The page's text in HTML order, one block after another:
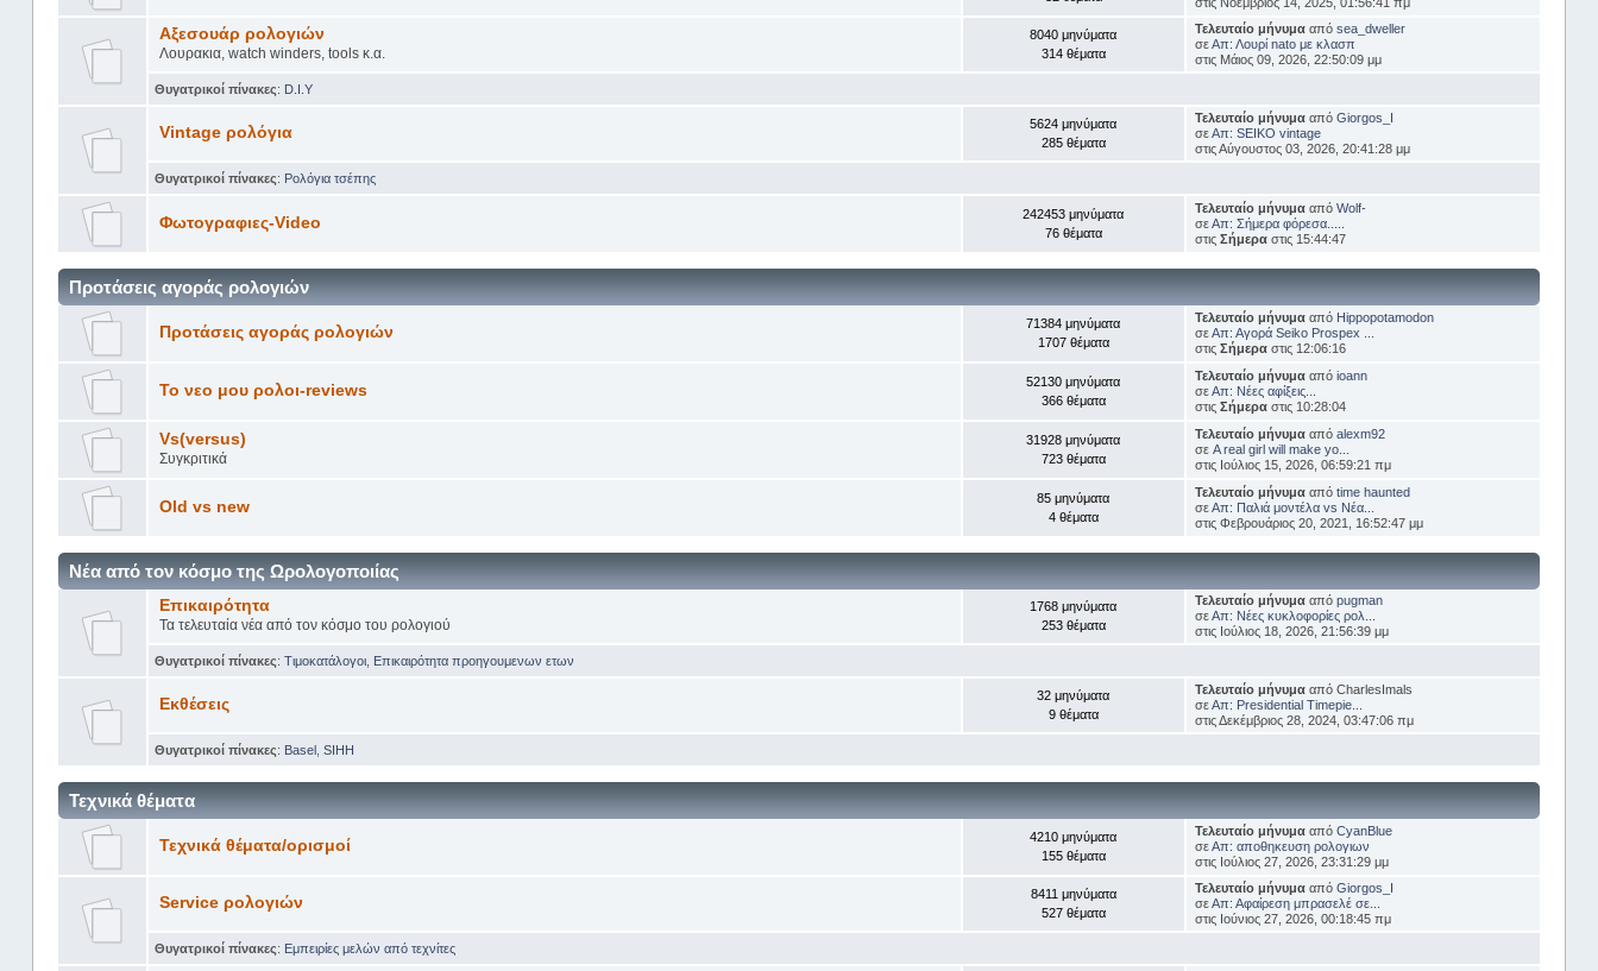
Αξεσουάρ ρολογιών
Λουρακια, watch winders, tools κ.α.
8040 μηνύματα
314 θέματα
Τελευταίο μήνυμα απόsea_dweller
σεΑπ: Λουρί nato με κλασπ
στις Μάιος 09, 2026, 22:50:09 μμ
Θυγατρικοί πίνακες: D.I.Y
Vintage ρολόγια
5624 μηνύματα
285 θέματα
Τελευταίο μήνυμα απόGiorgos_I
σεΑπ: SEIKO vintage
στις Αύγουστος 03, 2026, 20:41:28 μμ
Θυγατρικοί πίνακες: Ρολόγια τσέπης
Φωτογραφιες-Video
242453 μηνύματα
76 θέματα
Τελευταίο μήνυμα απόWolf-
σεΑπ: Σήμερα φόρεσα.....
στιςΣήμερα στις 15:44:47
Προτάσεις αγοράς ρολογιών
Προτάσεις αγοράς ρολογιών
71384 μηνύματα
1707 θέματα
Τελευταίο μήνυμα από Hippopotamodon
σεΑπ: Αγορά Seiko Prospex ...
στιςΣήμερα στις 12:06:16
Το νεο μου ρολοι-reviews
52130 μηνύματα
366 θέματα
Τελευταίο μήνυμα απόioann
σεΑπ: Νέες αφίξεις...
στιςΣήμερα στις 10:28:04
Vs(versus)
Συγκριτικά
31928 μηνύματα
723 θέματα
Τελευταίο μήνυμα απόalexm92
σεA real girl will make yo...
στις Ιούλιος 15, 2026, 06:59:21 πμ
Old vs new
85 μηνύματα
4 θέματα
Τελευταίο μήνυμα απόtime haunted
σεΑπ: Παλιά μοντέλα vs Νέα...
στις Φεβρουάριος 20, 2021, 16:52:47 μμ
Νέα από τον κόσμο της Ωρολογοποιίας
Επικαιρότητα
Τα τελευταία νέα από τον κόσμο του ρολογιού
1768 μηνύματα
253 θέματα
Τελευταίο μήνυμα απόpugman
σεΑπ: Νέες κυκλοφορίες ρολ...
στις Ιούλιος 18, 2026, 21:56:39 μμ
Θυγατρικοί πίνακες: Tιμοκατάλογοι, Επικαιρότητα προηγουμενων ετων
Εκθέσεις
32 μηνύματα
9 θέματα
Τελευταίο μήνυμα από CharlesImals
σεΑπ: Presidential Timepie...
στις Δεκέμβριος 28, 2024, 03:47:06 πμ
Θυγατρικοί πίνακες: Basel, SIHH
Τεχνικά θέματα
Τεχνικά θέματα/ορισμοί
4210 μηνύματα
155 θέματα
Τελευταίο μήνυμα απόCyanBlue
σεΑπ: αποθηκευση ρολογιων
στις Ιούλιος 27, 2026, 23:31:29 μμ
Service ρολογιών
8411 μηνύματα
527 θέματα
Τελευταίο μήνυμα απόGiorgos_I
σεΑπ: Αφαίρεση μπρασελέ σε...
στις Ιούνιος 27, 2026, 00:18:45 πμ
Θυγατρικοί πίνακες: Εμπειρίες μελών από τεχνίτες